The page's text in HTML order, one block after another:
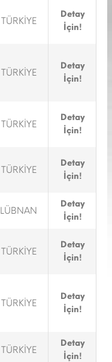
TÜRKİYE
Detay
İçin!
TÜRKİYE
Detay
İçin!
TÜRKİYE
Detay
İçin!
TÜRKİYE
Detay
İçin!
LÜBNAN
Detay
İçin!
TÜRKİYE
Detay
İçin!
TÜRKİYE
Detay
İçin!
TÜRKİYE
Detay
İçin!